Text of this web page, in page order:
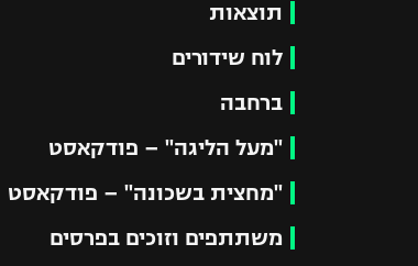
תוצאות
לוח שידורים
ברחבה
"מעל הליגה" – פודקאסט
"מחצית בשכונה" – פודקאסט
משתתפים וזוכים בפרסים